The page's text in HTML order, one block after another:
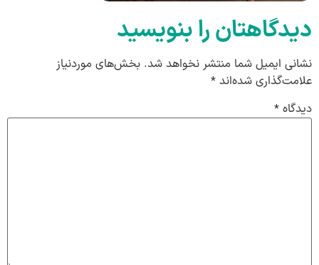
دیدگاهتان را بنویسید
نشانی ایمیل شما منتشر نخواهد شد. بخش‌های موردنیاز
علامت‌گذاری شده‌اند *
دیدگاه *